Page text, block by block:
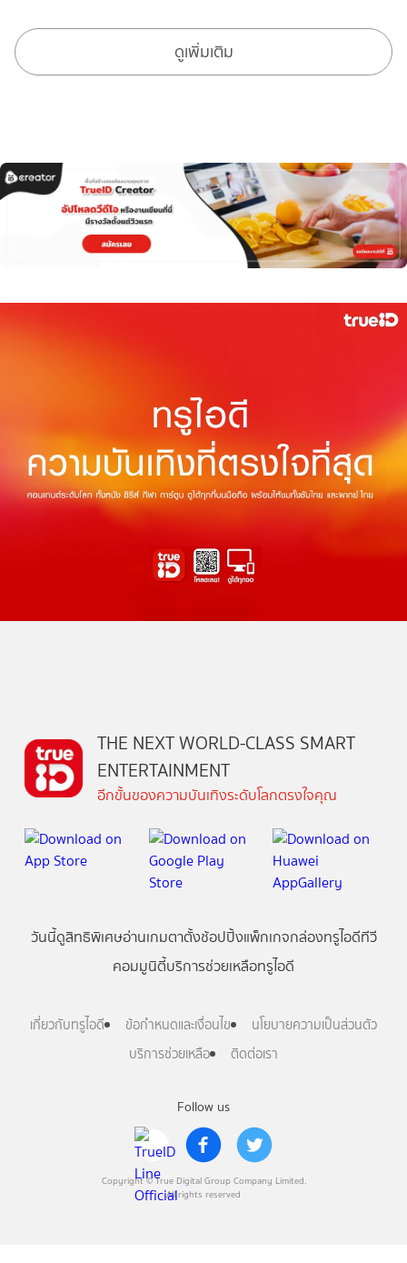
ดูเพิ่มเติม
Follow us
Copyright © True Digital Group Company Limited.
All rights reserved
THE NEXT WORLD-CLASS SMART
ENTERTAINMENT
อีกขั้นของความบันเทิงระดับโลกตรงใจคุณ
วันนี้ดูสิทธิพิเศษอ่านเกมตาตั้งช้อปปิ้งแพ็กเกจกล่องทรูไอดีทีวี
คอมมูนิตี้บริการช่วยเหลือทรูไอดี
เกี่ยวกับทรูไอดี ข้อกำหนดและเงื่อนไข
นโยบายความเป็นส่วนตัว
บริการช่วยเหลือ
ติดต่อเรา